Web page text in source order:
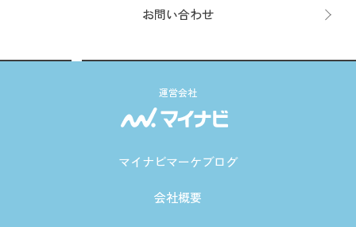
お問い合わせ
運営会社
マイナビマーケブログ
会社概要